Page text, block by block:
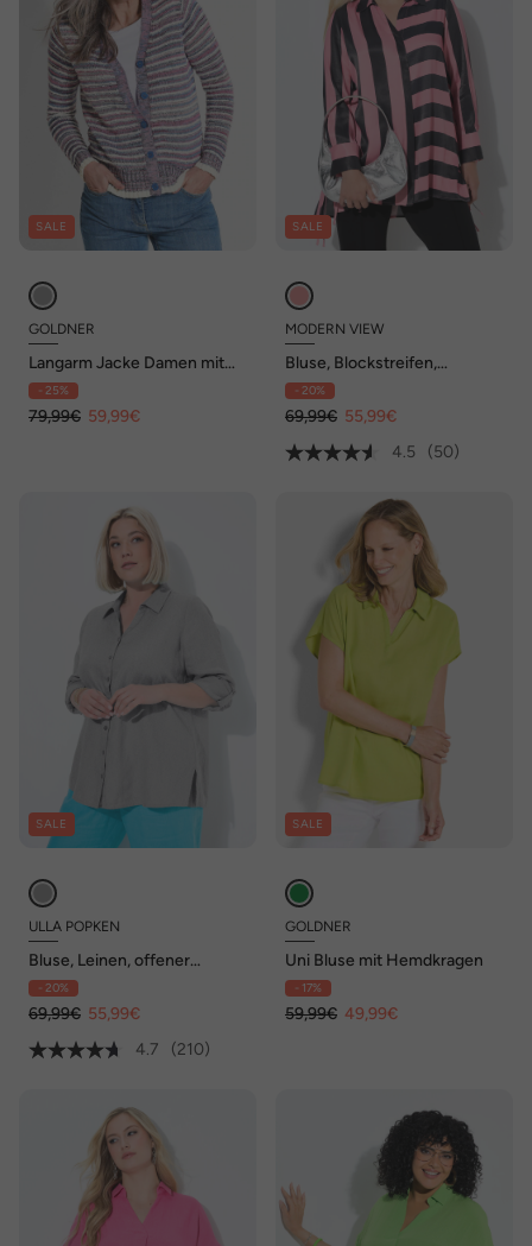
SALE
GOLDNER
Langarm Jacke Damen mit
Grafikmuster und V-
Ausschnitt
- 25%
79,99€ 59,99€
SALE
MODERN VIEW
Bluse, Blockstreifen,
Hemdkragen, Langarm
- 20%
69,99€ 55,99€
4.5
(50)
SALE
ULLA POPKEN
Bluse, Leinen, offener
Kragen, Langarm
- 20%
69,99€ 55,99€
4.7
(210)
SALE
GOLDNER
Uni Bluse mit Hemdkragen
- 17%
59,99€ 49,99€